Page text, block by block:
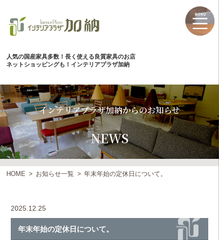
人気の国産家具多数！長く使える良質家具のお店
ネットショッピングも！インテリアプラザ加納
インテリアプラザ加納からのお知らせ
NEWS
HOME お知らせ一覧 年末年始の定休日について。
2025.12.25
年末年始の定休日について。